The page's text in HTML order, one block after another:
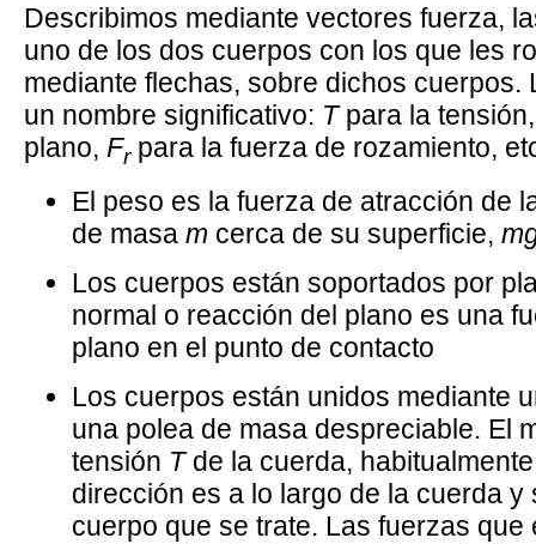
Describimos mediante vectores fuerza,
uno de los dos cuerpos con los que les
mediante flechas, sobre dichos cuerpos.
un nombre significativo: Tpara la
plano, Frpara la fuerza de rozamiento,
El peso es la fuerza de atracción de
de masa m cerca de su superficie,
Los cuerpos están soportados por
normal o reacción del plano es una
plano en el punto de contacto
Los cuerpos están unidos mediante
una polea de masa despreciable. El
tensión Tde la cuerda,
dirección es a lo largo de la cuerda y
cuerpo que se trate. Las fuerzas